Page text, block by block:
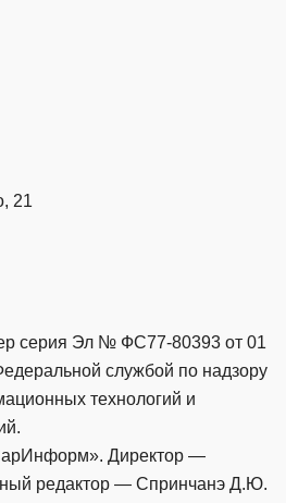
21
серия Эл № ФС77-80393 от 01
службой по надзору
технологий и
Директор —
редактор — Спринчанэ Д.Ю.